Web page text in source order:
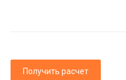
Получить расчет